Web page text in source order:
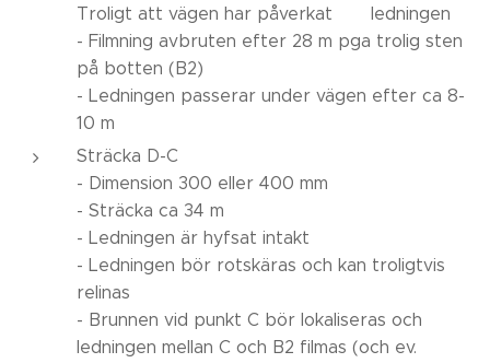
Troligt att vägen har påverkat ledningen
- Filmning avbruten efter 28 m pga trolig sten
på botten (B2)
- Ledningen passerar under vägen efter ca 8-
10 m
Sträcka D-C
- Dimension 300 eller 400 mm
- Sträcka ca 34 m
- Ledningen är hyfsat intakt
- Ledningen bör rotskäras och kan troligtvis
relinas
- Brunnen vid punkt C bör lokaliseras och
ledningen mellan C och B2 filmas (och ev.